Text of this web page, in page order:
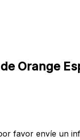
Orange
favor envíe un